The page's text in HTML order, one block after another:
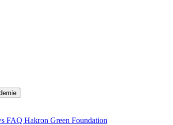
FAQ Hakron Green Foundation